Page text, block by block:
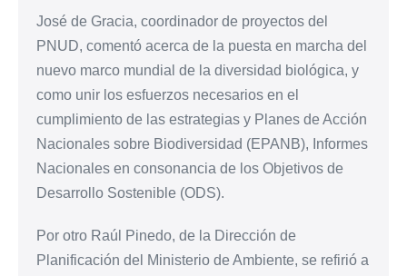
José de Gracia, coordinador de proyectos del
PNUD, comentó acerca de la puesta en marcha del
nuevo marco mundial de la diversidad biológica, y
como unir los esfuerzos necesarios en el
cumplimiento de las estrategias y Planes de Acción
Nacionales sobre Biodiversidad (EPANB), Informes
Nacionales en consonancia de los Objetivos de
Desarrollo Sostenible (ODS).
Por otro Raúl Pinedo, de la Dirección de
Planificación del Ministerio de Ambiente, se refirió a